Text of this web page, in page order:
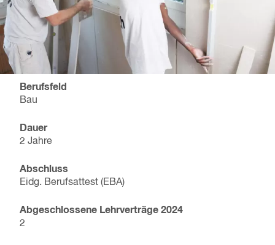
Berufsfeld
Bau
Dauer
2 Jahre
Abschluss
Eidg. Berufsattest (EBA)
Abgeschlossene Lehrverträge2024
2